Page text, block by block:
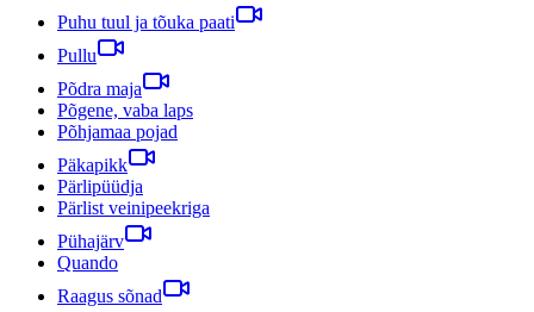
Puhu tuul ja tõuka paati
Pullu
Põdra maja
Põgene, vaba laps
Põhjamaa pojad
Päkapikk
Pärlipüüdja
Pärlist veinipeekriga
Pühajärv
Quando
Raagus sõnad